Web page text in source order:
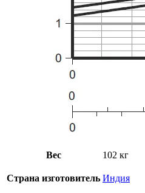
Вес 102 кг
Страна изготовитель Индия